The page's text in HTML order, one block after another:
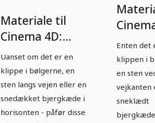
Materiale til
Cinema 4D:
Sten- og klippe-
shadere -
Cinema 4D-fil
med shadere
og
Uanset om det er en
klippe i bølgerne, en
sten langs vejen eller en
snedækket bjergkæde i
horisonten - påfør disse
Sten-
-
med
Enten det
klippen i
en sten
vejkanten
sneklædt